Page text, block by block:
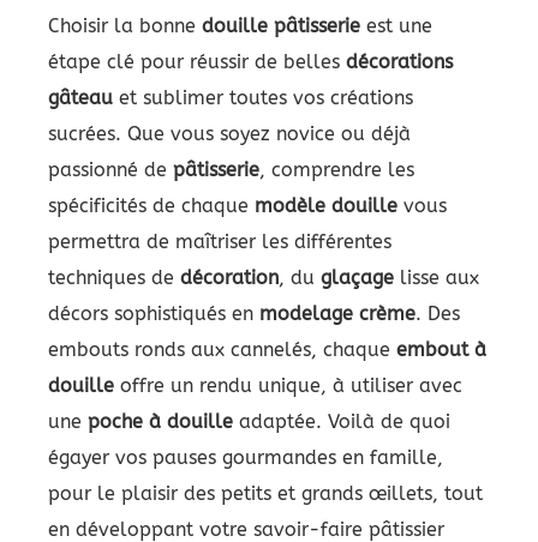
Choisir la bonne douille pâtisserie est une
étape clé pour réussir de belles décorations
gâteau et sublimer toutes vos créations
sucrées. Que vous soyez novice ou déjà
passionné de pâtisserie, comprendre les
spécificités de chaque modèle douille vous
permettra de maîtriser les différentes
techniques de décoration, du glaçage lisse aux
décors sophistiqués en modelage crème. Des
embouts ronds aux cannelés, chaque embout à
douille offre un rendu unique, à utiliser avec
une poche à douille adaptée. Voilà de quoi
égayer vos pauses gourmandes en famille,
pour le plaisir des petits et grands œillets, tout
en développant votre savoir-faire pâtissier